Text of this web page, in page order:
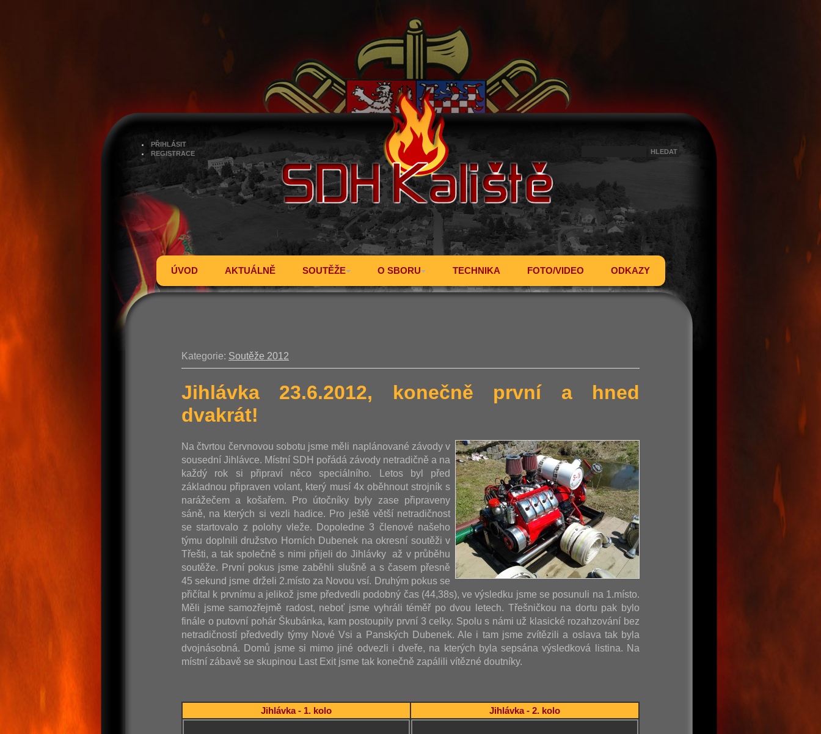
PŘIHLÁSIT
REGISTRACE
ÚVOD AKTUÁLNĚ SOUTĚŽE O SBORU TECHNIKA FOTO/VIDEO ODKAZY
Kategorie: Soutěže 2012
Jihlávka 23.6.2012, konečně první a hned
dvakrát!
Na čtvrtou červnovou sobotu jsme měli naplánované závody v
sousední Jihlávce. Místní SDH pořádá závody netradičně a na
každý rok si připraví něco speciálního. Letos byl před
základnou připraven volant, který musí 4x oběhnout strojník s
narážečem a košařem. Pro útočníky byly zase připraveny
sáně, na kterých si vezli hadice. Pro ještě větší netradičnost
se startovalo z polohy vleže. Dopoledne 3 členové našeho
týmu doplnili družstvo Horních Dubenek na okresní soutěži v
Třešti, a tak společně s nimi přijeli do Jihlávky až v průběhu
soutěže. První pokus jsme zaběhli slušně a s časem přesně
45 sekund jsme drželi 2.místo za Novou vsí. Druhým pokus se
přičítal k prvnímu a jelikož jsme předvedli podobný čas (44,38s), ve výsledku jsme se posunuli na 1.místo.
Měli jsme samozřejmě radost, neboť jsme vyhráli téměř po dvou letech. Třešničkou na dortu pak bylo
finále o putovní pohár Škubánka, kam postoupily první 3 celky. Spolu s námi už klasické rozahzování bez
netradičností předvedly týmy Nové Vsi a Panských Dubenek. Ale i tam jsme zvítězili a oslava tak byla
dvojnásobná. Domů jsme si mimo jiné odvezli i dveře, na kterých byla sepsána výsledková listina. Na
místní zábavě se skupinou Last Exit jsme tak konečně zapálili vítězné doutníky.
Jihlávka - 1. kolo Jihlávka - 2. kolo